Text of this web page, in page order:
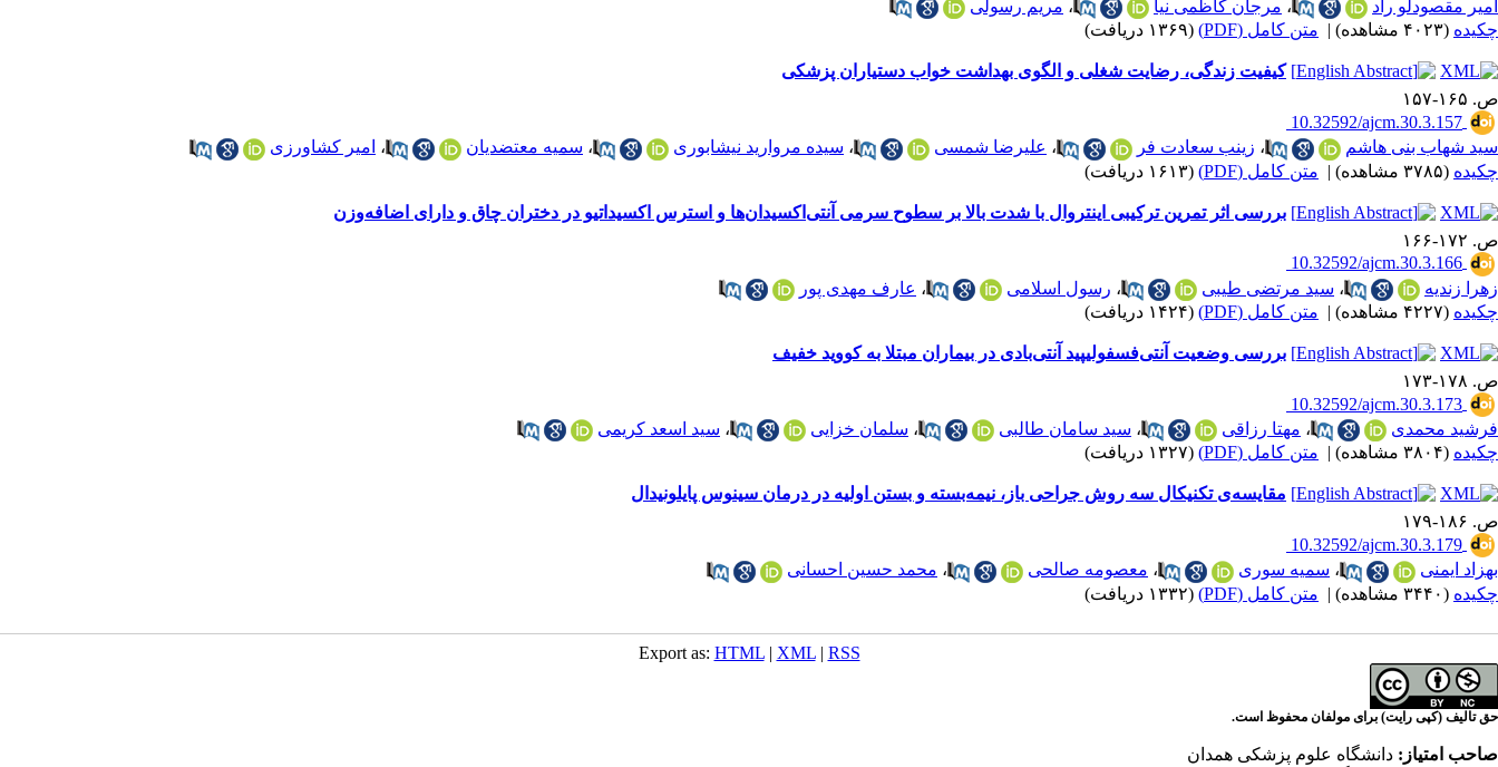
امیر مقصودلو راد
، مرجان کاظمی نیا ، مریم رسولی
چکیده (۴۰۲۳ مشاهده) | متن کامل (PDF) (۱۳۶۹ دریافت)
کیفیت زندگی، رضایت شغلی و الگوی بهداشت خواب دستیاران پزشکی
ص. ۱۶۵-۱۵۷
‎ 10.32592/ajcm.30.3.157
سید شهاب بنی هاشم
، زینب سعادت فر ، علیرضا شمسی ، سیده مروارید نیشابوری ، سمیه معتضدیان ، امیر کشاورزی
چکیده (۳۷۸۵ مشاهده) | متن کامل (PDF) (۱۶۱۳ دریافت)
بررسی اثر تمرین ترکیبی اینتروال با شدت بالا بر سطوح سرمی آنتی‌اکسیدان‌ها و استرس اکسیداتیو در دختران چاق و دارای اضافه‌وزن
ص. ۱۷۲-۱۶۶
‎ 10.32592/ajcm.30.3.166
زهرا زندیه
، سید مرتضی طیبی ، رسول اسلامی ، عارف مهدی پور
چکیده (۴۲۲۷ مشاهده) | متن کامل (PDF) (۱۴۲۴ دریافت)
بررسی وضعیت آنتی‌فسفولیپید آنتی‌بادی در بیماران مبتلا به کووید خفیف
ص. ۱۷۸-۱۷۳
‎ 10.32592/ajcm.30.3.173
فرشید محمدی
، مهتا رزاقی ، سید سامان طالبی ، سلمان خزایی ، سید اسعد کریمی
چکیده (۳۸۰۴ مشاهده) | متن کامل (PDF) (۱۳۲۷ دریافت)
مقایسه‌ی تکنیکال سه روش جراحی باز، نیمه‌بسته و بستن اولیه در درمان سینوس پایلونیدال
ص. ۱۸۶-۱۷۹
‎ 10.32592/ajcm.30.3.179
بهزاد ایمنی
، سمیه سوری ، معصومه صالحی ، محمد حسین احسانی
چکیده (۳۴۴۰ مشاهده) | متن کامل (PDF) (۱۳۳۲ دریافت)
Export as: HTML| XML| RSS
حق تالیف (کپی رایت) برای مولفان محفوظ است.
صاحب امتیاز: دانشگاه علوم پزشکی همدان